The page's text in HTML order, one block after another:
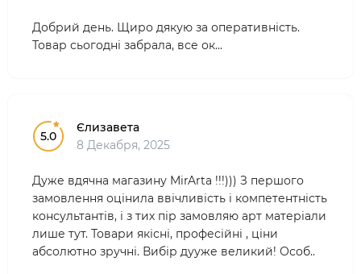
Добрий день. Щиро дякую за оперативність.
Товар сьогодні забрала, все ок...
5.0
Єлизавета
8 Декабря, 2025
Дуже вдячна магазину MirArta !!!))) З першого
замовлення оцінила ввічливість і компетентність
консультантів, і з тих пір замовляю арт матеріали
лише тут. Товари якісні, професійні , ціни
абсолютно зручні. Вибір дууже великий! Особ..